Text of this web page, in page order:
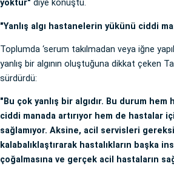
yoktur" diye konuştu.
"Yanlış algı hastanelerin yükünü ciddi
Toplumda ‘serum takılmadan veya iğne
yanlış bir algının oluştuğuna dikkat çeken
sürdürdü:
"Bu çok yanlış bir algıdır. Bu durum
ciddi manada artırıyor hem de hastalar
sağlamıyor. Aksine, acil servisleri
kalabalıklaştırarak hastalıkların başka
çoğalmasına ve gerçek acil hastaların